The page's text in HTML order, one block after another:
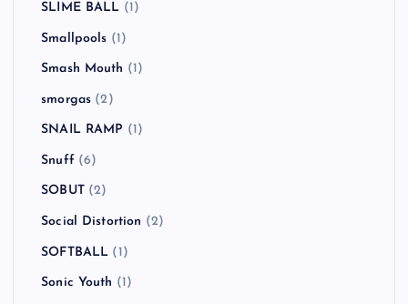
SLIME BALL (1)
Smallpools (1)
Smash Mouth (1)
smorgas (2)
SNAIL RAMP (1)
Snuff (6)
SOBUT(2)
Social Distortion (2)
SOFTBALL (1)
Sonic Youth (1)